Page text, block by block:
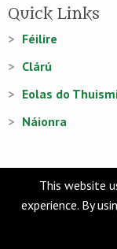
Quick Links
Féilire
Clárú
Eolas do
Náionra
©
This website
experience. By